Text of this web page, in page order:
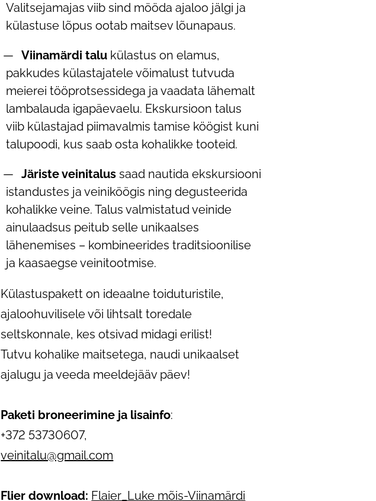
Valitsejamajas viib sind mööda ajaloo jälgi ja
külastuse lõpus ootab maitsev lõunapaus.
Viinamärdi talu külastus on elamus,
pakkudes külastajatele võimalust tutvuda
meierei tööprotsessidega ja vaadata lähemalt
lambalauda igapäevaelu. Ekskursioon talus
viib külastajad piimavalmis tamise köögist kuni
talupoodi, kus saab osta kohalikke tooteid.
Järiste veinitalus saad nautida ekskursiooni
istandustes ja veiniköögis ning degusteerida
kohalikke veine. Talus valmistatud veinide
ainulaadsus peitub selle unikaalses
lähenemises – kombineerides traditsioonilise
ja kaasaegse veinitootmise.
Külastuspakett on ideaalne toiduturistile,
ajaloohuvilisele või lihtsalt toredale
seltskonnale, kes otsivad midagi erilist!
Tutvu kohalike maitsetega, naudi unikaalset
ajalugu ja veeda meeldejääv päev!
Paketi broneerimine ja lisainfo:
+372 53730607,
veinitalu@gmail.com
Flier download: Flaier_Luke mõis-Viinamärdi